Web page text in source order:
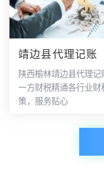
靖边县代理记账
陕西榆林靖边县代理记
一方财税精通各行业财
策，服务贴心